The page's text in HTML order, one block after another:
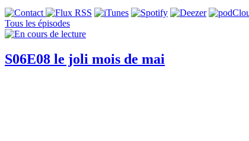
Tous les épisodes
S06E08 le joli mois de mai